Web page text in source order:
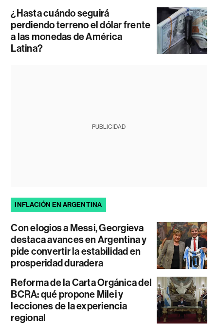
¿Hasta cuándo seguirá
perdiendo terreno el dólar frente
a las monedas de América
Latina?
PUBLICIDAD
INFLACIÓN EN ARGENTINA
Con elogios a Messi, Georgieva
destaca avances en Argentina y
pide convertir la estabilidad en
prosperidad duradera
Reforma de la Carta Orgánica del
BCRA: qué propone Milei y
lecciones de la experiencia
regional